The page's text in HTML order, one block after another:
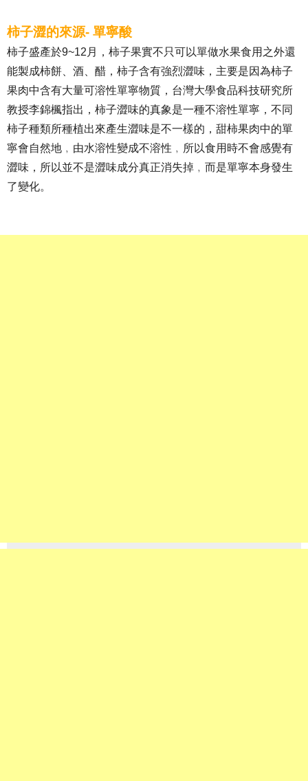
柿子澀的來源- 單寧酸
柿子盛產於9~12月，柿子果實不只可以單做水果食用之外還
能製成柿餅、酒、醋，柿子含有強烈澀味，主要是因為柿子
果肉中含有大量可溶性單寧物質，台灣大學食品科技研究所
教授李錦楓指出，柿子澀味的真象是一種不溶性單寧，不同
柿子種類所種植出來產生澀味是不一樣的，甜柿果肉中的單
寧會自然地﹐由水溶性變成不溶性﹐所以食用時不會感覺有
澀味，所以並不是澀味成分真正消失掉﹐而是單寧本身發生
了變化。